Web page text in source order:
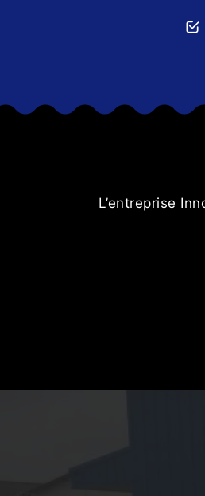
L’entreprise